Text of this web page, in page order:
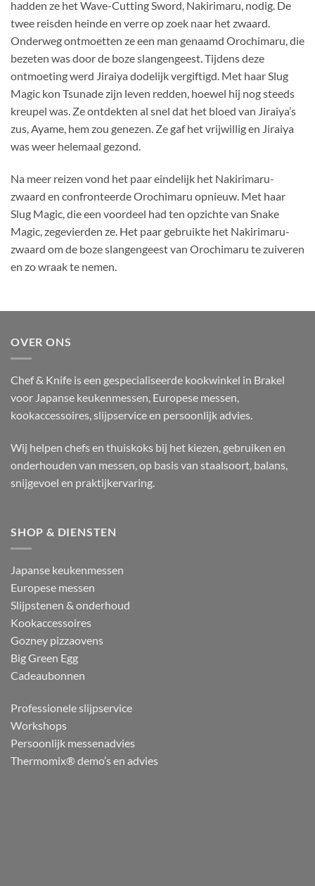
hadden ze het Wave-Cutting Sword, Nakirimaru, nodig. De
twee reisden heinde en verre op zoek naar het zwaard.
Onderweg ontmoetten ze een man genaamd Orochimaru, die
bezeten was door de boze slangengeest. Tijdens deze
ontmoeting werd Jiraiya dodelijk vergiftigd. Met haar Slug
Magic kon Tsunade zijn leven redden, hoewel hij nog steeds
kreupel was. Ze ontdekten al snel dat het bloed van Jiraiya’s
zus, Ayame, hem zou genezen. Ze gaf het vrijwillig en Jiraiya
was weer helemaal gezond.
Na meer reizen vond het paar eindelijk het Nakirimaru-
zwaard en confronteerde Orochimaru opnieuw. Met haar
Slug Magic, die een voordeel had ten opzichte van Snake
Magic, zegevierden ze. Het paar gebruikte het Nakirimaru-
zwaard om de boze slangengeest van Orochimaru te zuiveren
en zo wraak te nemen.
OVER ONS
Chef & Knife is een gespecialiseerde kookwinkel in Brakel
voor Japanse keukenmessen, Europese messen,
kookaccessoires, slijpservice en persoonlijk advies.
Wij helpen chefs en thuiskoks bij het kiezen, gebruiken en
onderhouden van messen, op basis van staalsoort, balans,
snijgevoel en praktijkervaring.
SHOP & DIENSTEN
Japanse keukenmessen
Europese messen
Slijpstenen & onderhoud
Kookaccessoires
Gozney pizzaovens
Big Green Egg
Cadeaubonnen
Professionele slijpservice
Workshops
Persoonlijk messenadvies
Thermomix® demo’s en advies